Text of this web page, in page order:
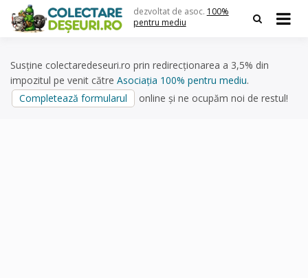
content
dezvoltat de asoc. 100%
pentru mediu
Susține colectaredeseuri.ro prin redirecționarea a 3,5% din
impozitul pe venit către Asociația 100% pentru mediu.
Completează formularul
online și ne ocupăm noi de restul!